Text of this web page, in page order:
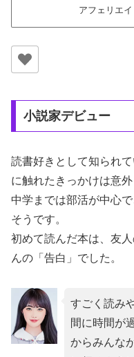
アフェリエ
小説家デビュー
読書好きとして知られ
に触れたきっかけは意
中学までは部活が中心
そうです。
初めて読んだ本は、友
んの「告白」でした。
すごく読み
間に時間が
からみんな